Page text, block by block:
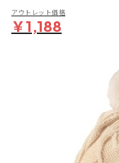
アウトレット価格
￥1,188